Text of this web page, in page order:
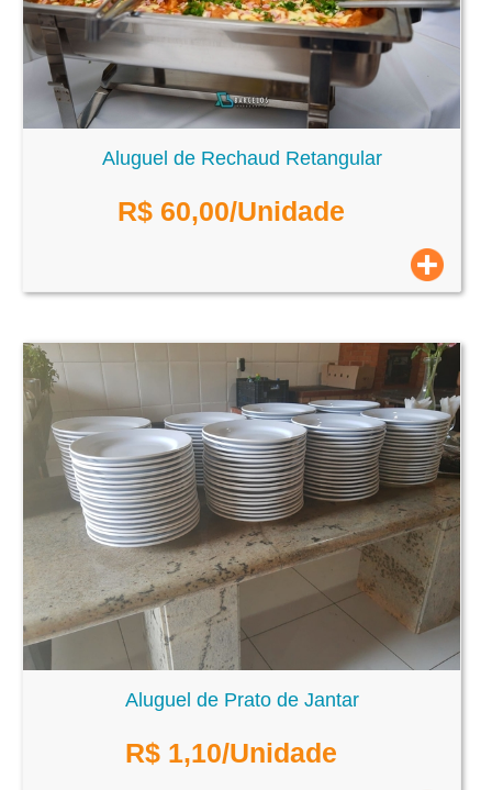
Aluguel de Rechaud Retangular
R$ 60,00/Unidade
Aluguel de Prato de Jantar
R$ 1,10/Unidade